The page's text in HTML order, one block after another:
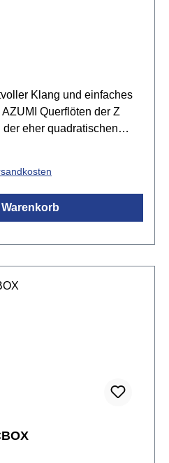
Klang und einfaches
Querflöten der Z
eher quadratischen
wird durch den Einsatz
Mundlochplatte
Z1 bestehen aus
Sterling Silber
FußMechanik: Neusilber
Warenkorb